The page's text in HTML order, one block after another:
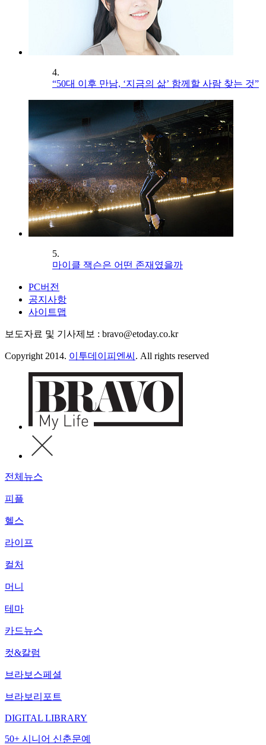
4.
“50대 이후 만남, ‘지금의 삶’ 함께할 사람 찾는 것”
5.
마이클 잭슨은 어떤 존재였을까
PC버전
공지사항
사이트맵
보도자료 및 기사제보 : bravo@etoday.co.kr
Copyright 2014. 이투데이피엔씨 . All rights reserved
전체뉴스
피플
헬스
라이프
컬처
머니
테마
카드뉴스
컷&칼럼
브라보스페셜
브라보리포트
DIGITAL LIBRARY
50+ 시니어 신춘문예